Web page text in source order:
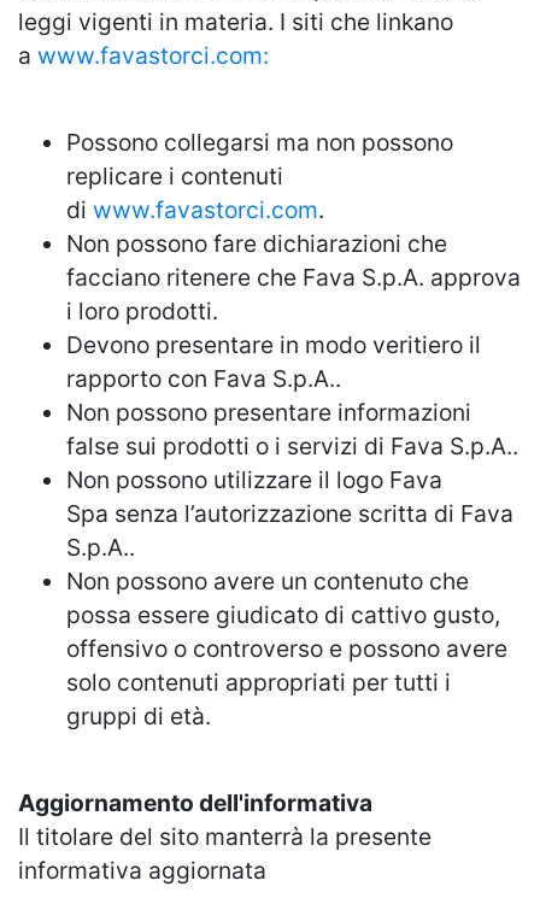
leggi vigenti in materia. I siti che linkano
a www.favastorci.com:
Possono collegarsi ma non possono
replicare i contenuti
di www.favastorci.com.
Non possono fare dichiarazioni che
facciano ritenere che Fava S.p.A. approva
i loro prodotti.
Devono presentare in modo veritiero il
rapporto con Fava S.p.A..
Non possono presentare informazioni
false sui prodotti o i servizi di Fava S.p.A..
Non possono utilizzare il logo Fava
Spa senza l’autorizzazione scritta di Fava
S.p.A..
Non possono avere un contenuto che
possa essere giudicato di cattivo gusto,
offensivo o controverso e possono avere
solo contenuti appropriati per tutti i
gruppi di età.
Aggiornamento dell'informativa
Il titolare del sito manterrà la presente
informativa aggiornata